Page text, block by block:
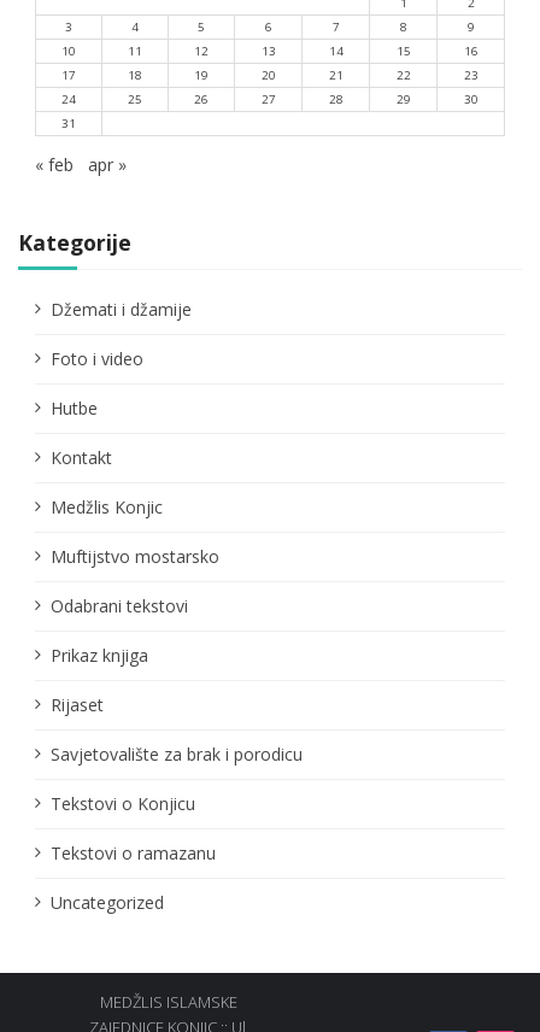
1
2
3
4 5 6 7 8
9
10
11 12 13 14 15
16
17
18 19 20 21 22
23
24
25 26 27 28 29
30
31
« feb apr »
Kategorije
Džemati i džamije
Foto i video
Hutbe
Kontakt
Medžlis Konjic
Muftijstvo mostarsko
Odabrani tekstovi
Prikaz knjiga
Rijaset
Savjetovalište za brak i porodicu
Tekstovi o Konjicu
Tekstovi o ramazanu
Uncategorized
MEDŽLIS ISLAMSKE
ZAJEDNICE KONJIC :: Ul.